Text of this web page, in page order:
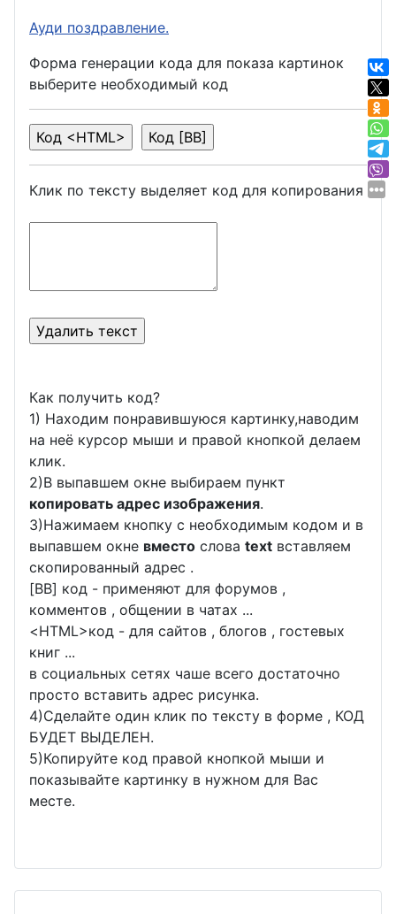
Ауди поздравление.
Форма генерации кода для показа картинок
выберите необходимый код
Клик по тексту выделяет код для копирования
Как получить код?
1) Находим понравившуюся картинку,наводим
на неё курсор мыши и правой кнопкой делаем
клик.
2)В выпавшем окне выбираем пункт
копировать адрес изображения.
3)Нажимаем кнопку с необходимым кодом и в
выпавшем окне вместо слова text вставляем
скопированный адрес .
[BB] код - применяют для форумов ,
комментов , общении в чатах ...
<HTML>код - для сайтов , блогов , гостевых
книг ...
в социальных сетях чаше всего достаточно
просто вставить адрес рисунка.
4)Сделайте один клик по тексту в форме , КОД
БУДЕТ ВЫДЕЛЕН.
5)Копируйте код правой кнопкой мыши и
показывайте картинку в нужном для Вас
месте.